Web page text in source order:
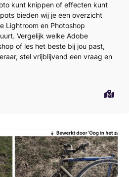
kunt knippen of effecten kunt
bieden wij je een overzicht
Lightroom en Photoshop
Vergelijk welke Adobe
of les het beste bij jou past,
stel vrijblijvend een vraag en